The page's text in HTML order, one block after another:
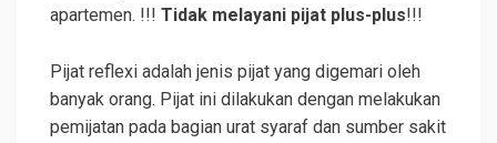
apartemen. !!! Tidak melayani pijat plus-plus!!!
Pijat reflexi adalah jenis pijat yang digemari oleh
banyak orang. Pijat ini dilakukan dengan melakukan
pemijatan pada bagian urat syaraf dan sumber sakit